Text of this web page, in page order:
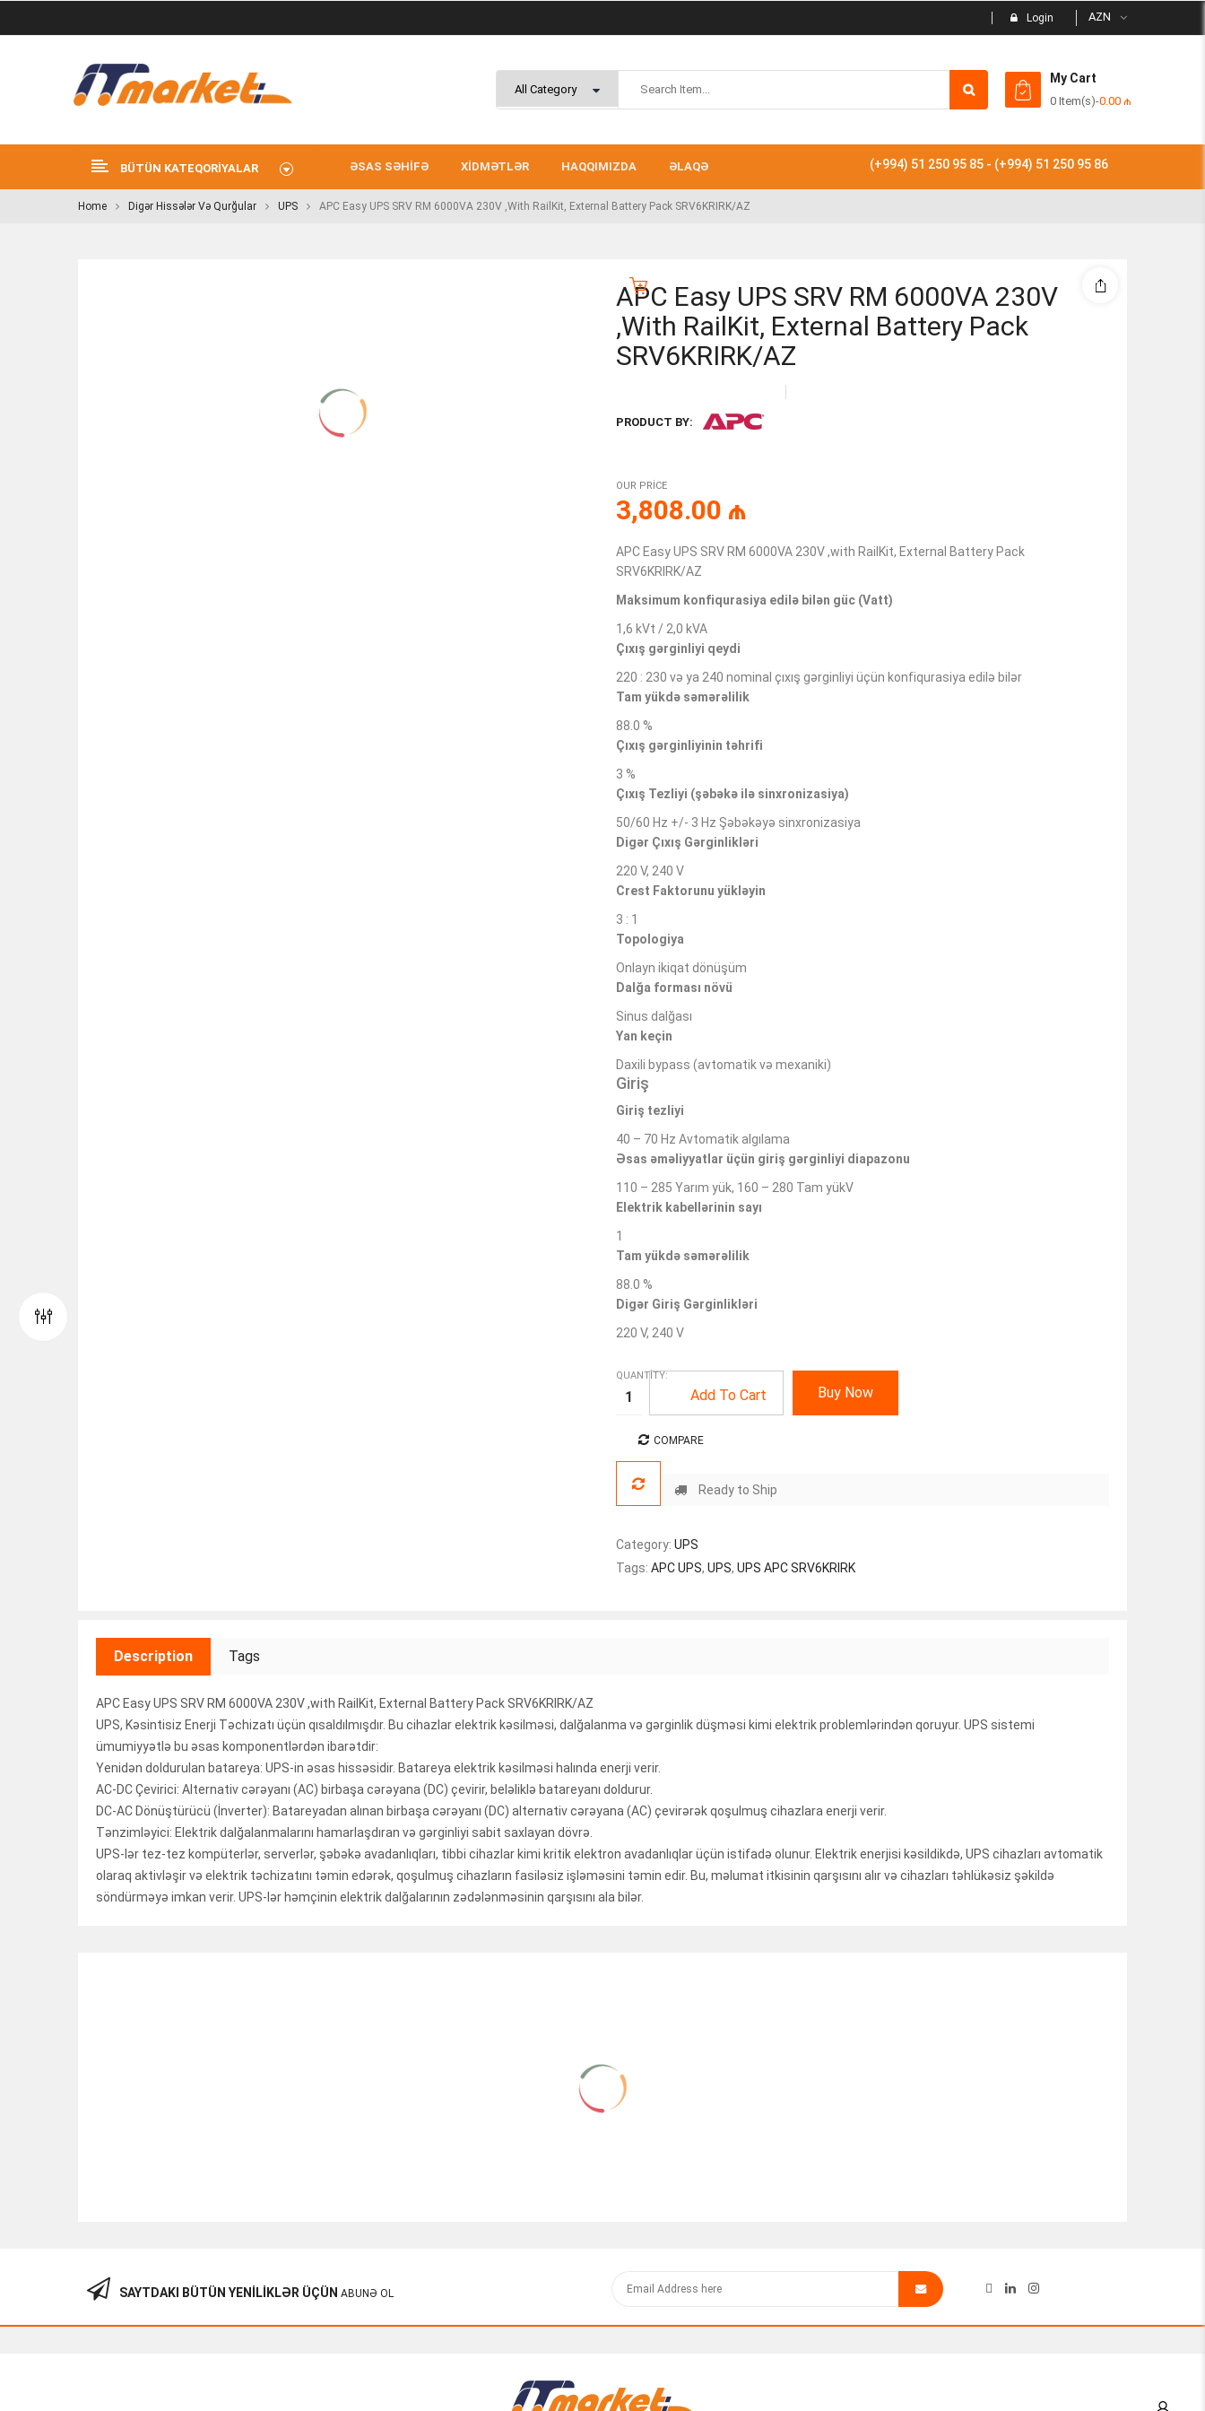
Login AZN
My Cart
0 Item(s)-0.00 ₼
BÜTÜN KATEQORIYALAR ƏSAS SƏHIFƏ XIDMƏTLƏR HAQQIMIZDA ƏLAQƏ (+994) 51 250 95 85 - (+994) 51 250 95 86
Home Digər Hissələr Və Qurğular UPS APC Easy UPS SRV RM 6000VA 230V ,with RailKit, External Battery Pack SRV6KRIRK/AZ
APC Easy UPS SRV RM 6000VA 230V
,with RailKit, External Battery Pack
SRV6KRIRK/AZ
PRODUCT BY:
OUR PRICE
3,808.00 ₼
APC Easy UPS SRV RM 6000VA 230V ,with RailKit, External Battery Pack
SRV6KRIRK/AZ
Maksimum konfiqurasiya edilə bilən güc (Vatt)
1,6 kVt / 2,0 kVA
Çıxış gərginliyi qeydi
220 : 230 və ya 240 nominal çıxış gərginliyi üçün konfiqurasiya edilə bilər
Tam yükdə səmərəlilik
88.0 %
Çıxış gərginliyinin təhrifi
3 %
Çıxış Tezliyi (şəbəkə ilə sinxronizasiya)
50/60 Hz +/- 3 Hz Şəbəkəyə sinxronizasiya
Digər Çıxış Gərginlikləri
220 V, 240 V
Crest Faktorunu yükləyin
3 : 1
Topologiya
Onlayn ikiqat dönüşüm
Dalğa forması növü
Sinus dalğası
Yan keçin
Daxili bypass (avtomatik və mexaniki)
Giriş
Giriş tezliyi
40 – 70 Hz Avtomatik algılama
Əsas əməliyyatlar üçün giriş gərginliyi diapazonu
110 – 285 Yarım yük, 160 – 280 Tam yükV
Elektrik kabellərinin sayı
1
Tam yükdə səmərəlilik
88.0 %
Digər Giriş Gərginlikləri
220 V, 240 V
QUANTITY:
Add To Cart Buy Now
COMPARE
Ready to Ship
Category: UPS
Tags: APC UPS, UPS, UPS APC SRV6KRIRK
Description Tags
APC Easy UPS SRV RM 6000VA 230V ,with RailKit, External Battery Pack SRV6KRIRK/AZ
UPS, Kəsintisiz Enerji Təchizatı üçün qısaldılmışdır. Bu cihazlar elektrik kəsilməsi, dalğalanma və gərginlik düşməsi kimi elektrik problemlərindən qoruyur. UPS sistemi
ümumiyyətlə bu əsas komponentlərdən ibarətdir:
Yenidən doldurulan batareya: UPS-in əsas hissəsidir. Batareya elektrik kəsilməsi halında enerji verir.
AC-DC Çevirici: Alternativ cərəyanı (AC) birbaşa cərəyana (DC) çevirir, beləliklə batareyanı doldurur.
DC-AC Dönüştürücü (İnverter): Batareyadan alınan birbaşa cərəyanı (DC) alternativ cərəyana (AC) çevirərək qoşulmuş cihazlara enerji verir.
Tənzimləyici: Elektrik dalğalanmalarını hamarlaşdıran və gərginliyi sabit saxlayan dövrə.
UPS-lər tez-tez kompüterlər, serverlər, şəbəkə avadanlıqları, tibbi cihazlar kimi kritik elektron avadanlıqlar üçün istifadə olunur. Elektrik enerjisi kəsildikdə, UPS cihazları avtomatik
olaraq aktivləşir və elektrik təchizatını təmin edərək, qoşulmuş cihazların fasiləsiz işləməsini təmin edir. Bu, məlumat itkisinin qarşısını alır və cihazları təhlükəsiz şəkildə
söndürməyə imkan verir. UPS-lər həmçinin elektrik dalğalarının zədələnməsinin qarşısını ala bilər.
APC Easy UPS SRV 3000VA 230V SRV3KI/AZ
SAYTDAKI BÜTÜN YENILIKLƏR ÜÇÜN ABUNƏ OL